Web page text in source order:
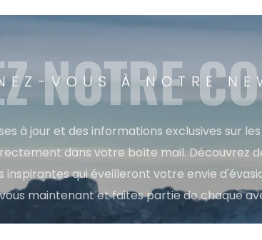
VOUS À NOTRE
NOTRE
à jour et des informations exclusives sur
dans votre boîte mail. Découvrez
inspirantes qui éveilleront votre envie
vous maintenant et faites partie de chaque